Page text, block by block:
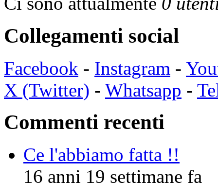
Collegamenti social
Facebook - Instagram -
X (Twitter) - Whatsapp -
Commenti recenti
Ce l'abbiamo fatta !!
16 anni 19 settimane fa